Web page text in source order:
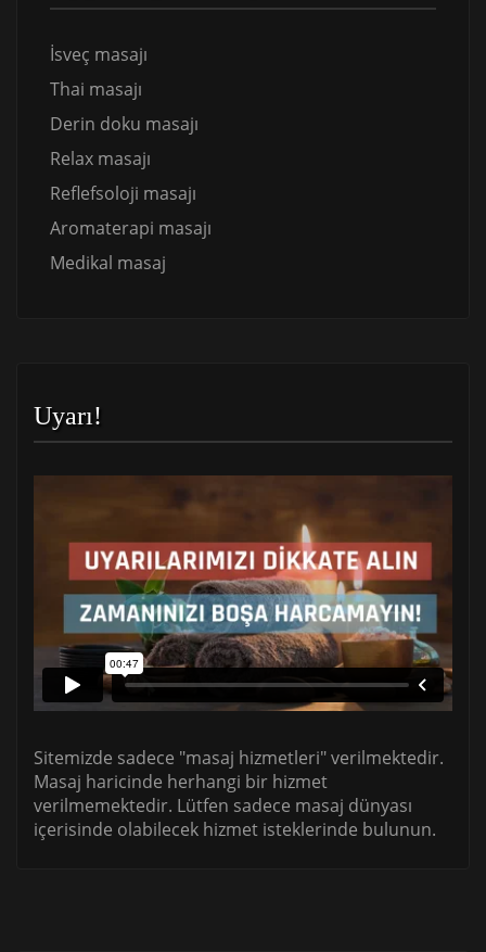
İsveç masajı
Thai masajı
Derin doku masajı
Relax masajı
Reflefsoloji masajı
Aromaterapi masajı
Medikal masaj
Uyarı!
Sitemizde sadece "masaj hizmetleri" verilmektedir.
Masaj haricinde herhangi bir hizmet
verilmemektedir. Lütfen sadece masaj dünyası
içerisinde olabilecek hizmet isteklerinde bulunun.